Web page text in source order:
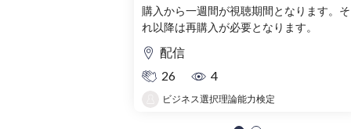
購入から一週間が視聴期間となります。そ
れ以降は再購入が必要となります。
配信
26
4
ビジネス選択理論能力検定